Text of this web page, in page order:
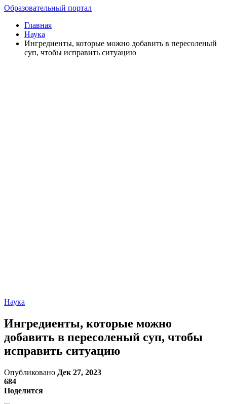
Образовательный портал
Главная
Наука
Ингредиенты, которые можно добавить в пересоленый
суп, чтобы исправить ситуацию
Наука
Ингредиенты, которые можно
добавить в пересоленый суп, чтобы
исправить ситуацию
Опубликовано Дек 27, 2023
684
Поделится